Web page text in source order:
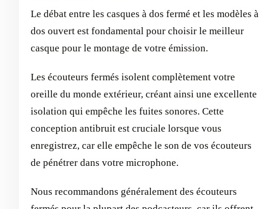
Le débat entre les casques à dos fermé et les modèles à
dos ouvert est fondamental pour choisir le meilleur
casque pour le montage de votre émission.
Les écouteurs fermés isolent complètement votre
oreille du monde extérieur, créant ainsi une excellente
isolation qui empêche les fuites sonores. Cette
conception antibruit est cruciale lorsque vous
enregistrez, car elle empêche le son de vos écouteurs
de pénétrer dans votre microphone.
Nous recommandons généralement des écouteurs